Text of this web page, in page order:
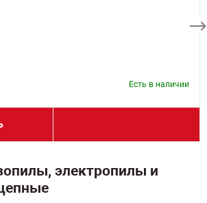
Есть в наличии
электропилы и